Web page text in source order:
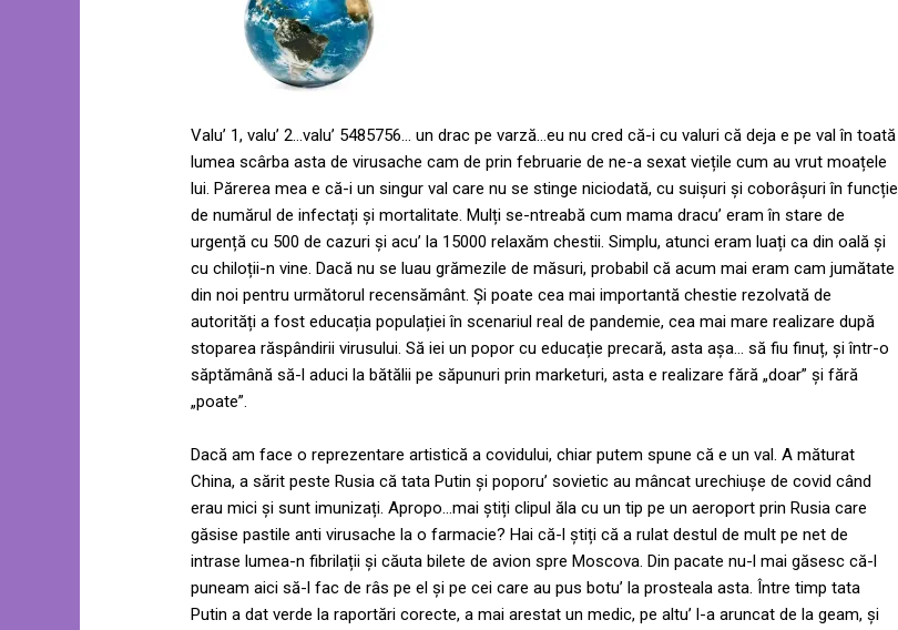
Valu’ 1, valu’ 2…valu’ 5485756… un drac pe varză…eu nu cred că-i cu valuri că deja e pe val în toată
lumea scârba asta de virusache cam de prin februarie de ne-a sexat viețile cum au vrut moațele
lui. Părerea mea e că-i un singur val care nu se stinge niciodată, cu suișuri și coborâșuri în funcție
de numărul de infectați și mortalitate. Mulți se-ntreabă cum mama dracu’ eram în stare de
urgență cu 500 de cazuri și acu’ la 15000 relaxăm chestii. Simplu, atunci eram luați ca din oală și
cu chiloții-n vine. Dacă nu se luau grămezile de măsuri, probabil că acum mai eram cam jumătate
din noi pentru următorul recensământ. Și poate cea mai importantă chestie rezolvată de
autorități a fost educația populației în scenariul real de pandemie, cea mai mare realizare după
stoparea răspândirii virusului. Să iei un popor cu educație precară, asta așa… să fiu finuț, și într-o
săptămână să-l aduci la bătălii pe săpunuri prin marketuri, asta e realizare fără „doar” și fără
„poate”.
Dacă am face o reprezentare artistică a covidului, chiar putem spune că e un val. A măturat
China, a sărit peste Rusia că tata Putin și poporu’ sovietic au mâncat urechiușe de covid când
erau mici și sunt imunizați. Apropo…mai știți clipul ăla cu un tip pe un aeroport prin Rusia care
găsise pastile anti virusache la o farmacie? Hai că-l știți că a rulat destul de mult pe net de
intrase lumea-n fibrilații și căuta bilete de avion spre Moscova. Din pacate nu-l mai găsesc că-l
puneam aici să-l fac de râs pe el și pe cei care au pus botu’ la prosteala asta. Între timp tata
Putin a dat verde la raportări corecte, a mai arestat un medic, pe altu’ l-a aruncat de la geam, și